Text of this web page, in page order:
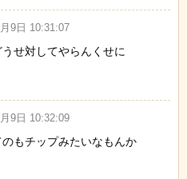
9日 10:31:07
せ対してやらんくせに
9日 10:32:09
もチップみたいなもんか